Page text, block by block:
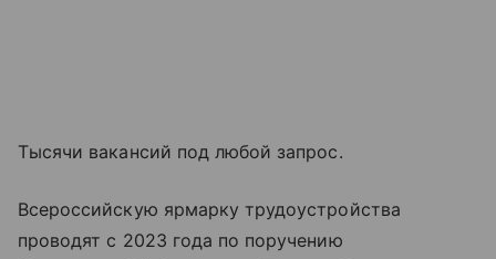
Тысячи вакансий под любой запрос.
Всероссийскую ярмарку трудоустройства
проводят с 2023 года по поручению